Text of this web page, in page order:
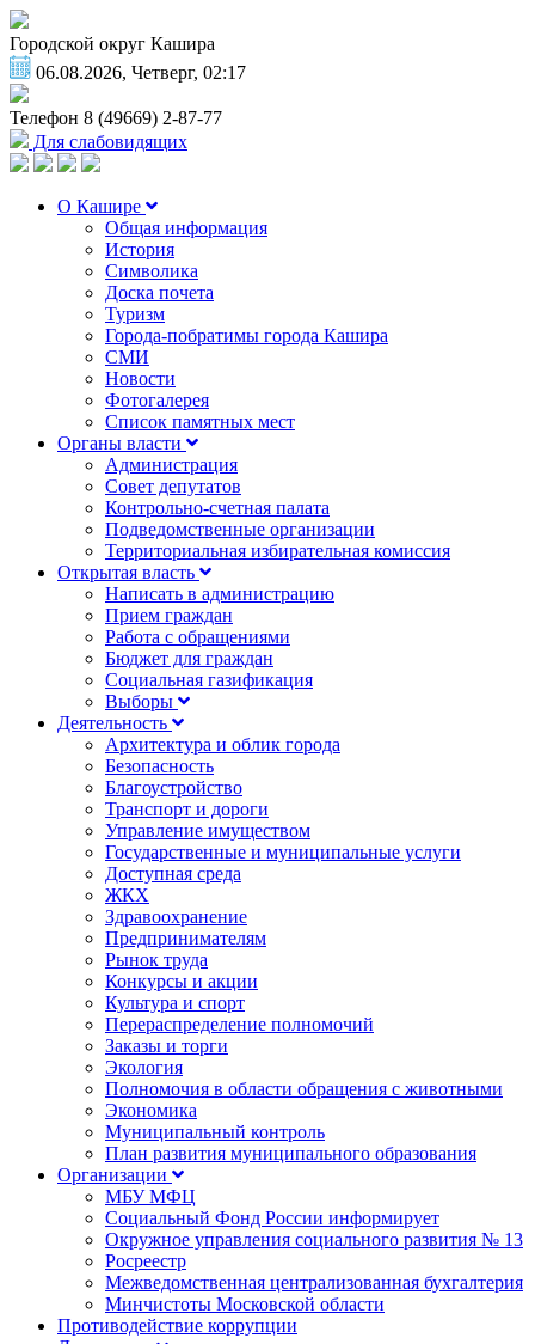
Городской округ Кашира
06.08.2026, Четверг, 02:17
Телефон 8 (49669) 2-87-77
Для слабовидящих
О Кашире
Общая информация
История
Символика
Доска почета
Туризм
Города-побратимы города Кашира
СМИ
Новости
Фотогалерея
Список памятных мест
Органы власти
Администрация
Совет депутатов
Контрольно-счетная палата
Подведомственные организации
Территориальная избирательная комиссия
Открытая власть
Написать в администрацию
Прием граждан
Работа с обращениями
Бюджет для граждан
Социальная газификация
Выборы
Деятельность
Архитектура и облик города
Безопасность
Благоустройство
Транспорт и дороги
Управление имуществом
Государственные и муниципальные услуги
Доступная среда
ЖКХ
Здравоохранение
Предпринимателям
Рынок труда
Конкурсы и акции
Культура и спорт
Перераспределение полномочий
Заказы и торги
Экология
Полномочия в области обращения с животными
Экономика
Муниципальный контроль
План развития муниципального образования
Организации
МБУ МФЦ
Социальный Фонд России информирует
Окружное управления социального развития № 13
Росреестр
Межведомственная централизованная бухгалтерия
Минчистоты Московской области
Противодействие коррупции